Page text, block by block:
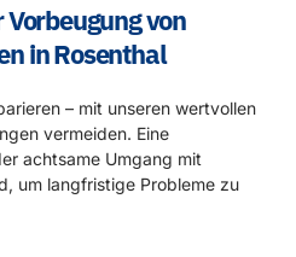
von
in Rosenthal
– mit unseren wertvollen
vermeiden. Eine
achtsame Umgang mit
um langfristige Probleme zu